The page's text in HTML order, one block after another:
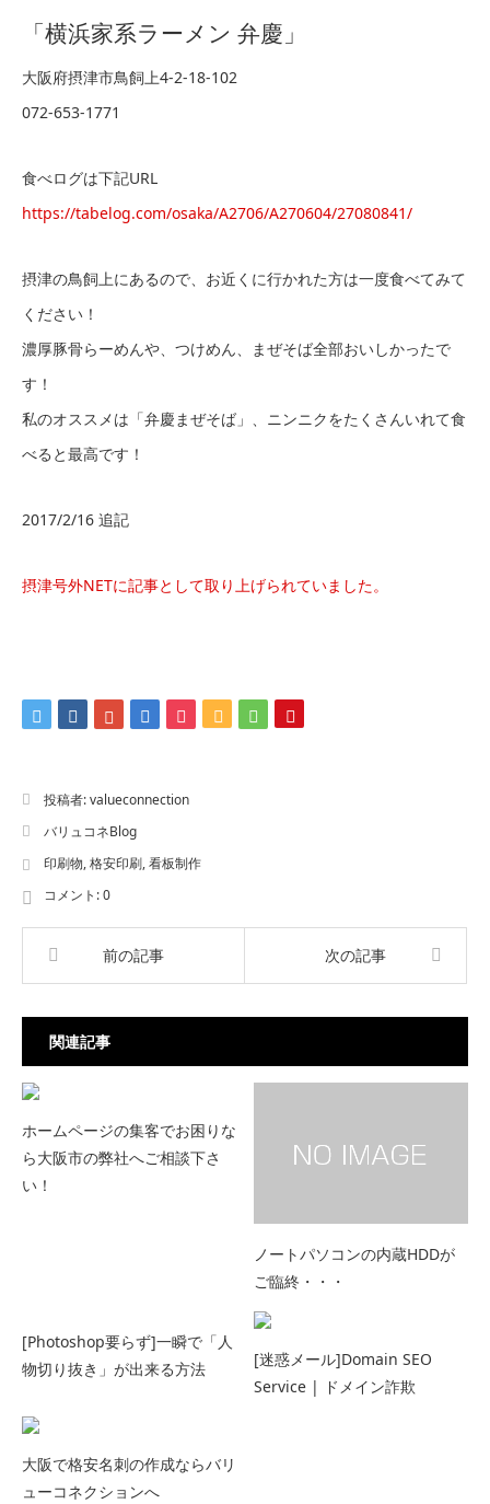
「横浜家系ラーメン 弁慶」
大阪府摂津市鳥飼上4-2-18-102
072-653-1771
食べログは下記URL
https://tabelog.com/osaka/A2706/A270604/27080841/
摂津の鳥飼上にあるので、お近くに行かれた方は一度食べてみて
ください！
濃厚豚骨らーめんや、つけめん、まぜそば全部おいしかったで
す！
私のオススメは「弁慶まぜそば」、ニンニクをたくさんいれて食
べると最高です！
2017/2/16 追記
摂津号外NETに記事として取り上げられていました。
投稿者:valueconnection
バリュコネBlog
印刷物,格安印刷,看板制作
コメント:0
前の記事 次の記事
関連記事
ホームページの集客でお困りな
ら大阪市の弊社へご相談下さ
い！
ノートパソコンの内蔵HDDが
ご臨終・・・
[Photoshop要らず]一瞬で「人
物切り抜き」が出来る方法
[迷惑メール]Domain SEO
Service | ドメイン詐欺
大阪で格安名刺の作成ならバリ
ューコネクションへ